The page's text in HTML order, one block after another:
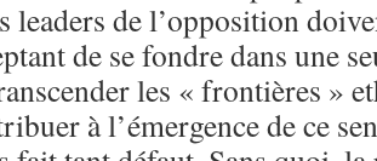
leaders de l’opposition
de se fondre dans une
les « frontières »
à l’émergence de ce